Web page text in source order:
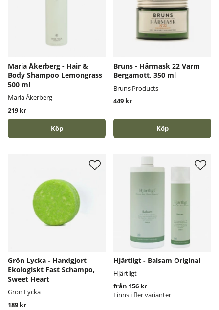
Maria Åkerberg - Hair &
Body Shampoo Lemongrass
500 ml
Maria Åkerberg
219 kr
Köp
Bruns - Hårmask 22 Varm
Bergamott, 350 ml
Bruns Products
449 kr
Köp
Grön Lycka - Handgjort
Ekologiskt Fast Schampo,
Sweet Heart
Grön Lycka
189 kr
Hjärtligt - Balsam Original
Hjärtligt
från 156 kr
Finns i fler varianter